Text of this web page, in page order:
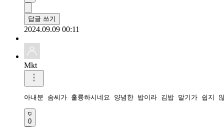
답글 쓰기
2024.09.09 00:11
Mkt
아내분 솜씨가 훌륭하시네요 양념한 밥이라 김밥 말기가 쉽지
0